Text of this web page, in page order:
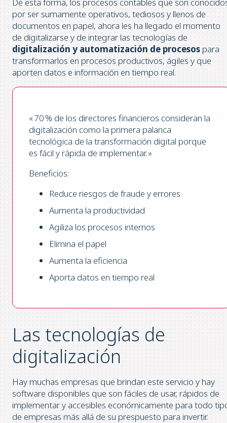
por ser sumamente operativos, tediosos y llenos de
documentos en papel, ahora les ha llegado el momento
de digitalizarse y de integrar las tecnologías de
digitalización y automatización de procesos para
transformarlos en procesos productivos, ágiles y que
aporten datos e información en tiempo real.
« 70 % de los directores financieros consideran la
digitalización como la primera palanca
tecnológica de la transformación digital porque
es fácil y rápida de implementar. »
Beneficios:
Reduce riesgos de fraude y errores
Aumenta la productividad
Agiliza los procesos internos
Elimina el papel
Aumenta la eficiencia
Aporta datos en tiempo real
Las tecnologías de
digitalización
Hay muchas empresas que brindan este servicio y hay
software disponibles que son fáciles de usar, rápidos de
implementar y accesibles económicamente para todo
de empresas más allá de su prespuesto para invertir.